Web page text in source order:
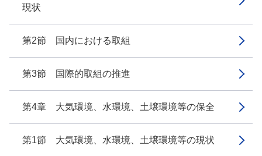
現状
第2節 国内における取組
第3節 国際的取組の推進
第4章 大気環境、水環境、土壌環境等の保全
第1節 大気環境、水環境、土壌環境等の現状